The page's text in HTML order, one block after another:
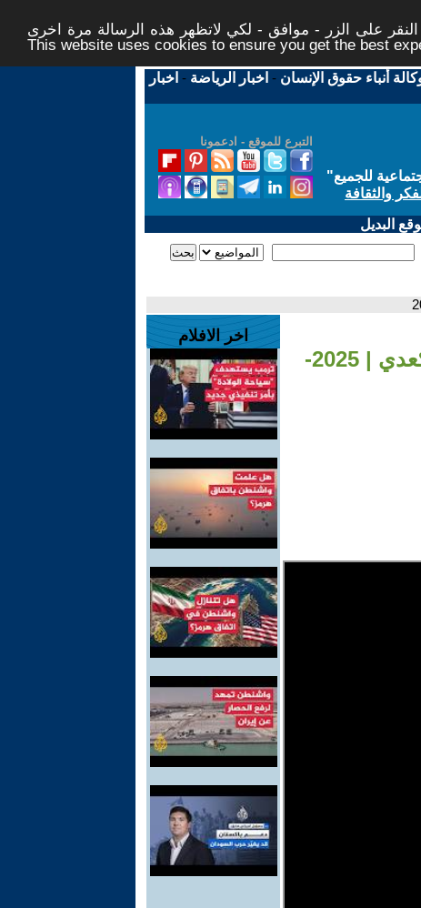
على الزر - موافق - لكي لاتظهر هذه الرسالة مرة اخرى -
This website uses cookies to ensure you get the best
أنباء حقوق الإنسان - اخبار الرياضة - اخبار
التبرع للموقع - ادعمونا
للجميع"
والثقافة
البديل
- VODCAST الميادين | الممثلة اللبنانية رندة كعدي | 2025-
اخر الافلام